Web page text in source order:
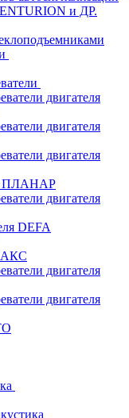
и ДР.
двигателя
двигателя
двигателя
ПЛАНАР
двигателя
DEFA
двигателя
двигателя